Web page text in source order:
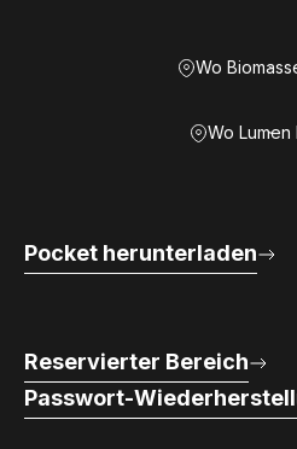
Wo
Wo Lumen
Pocket herunterladen
Reservierter Bereich
Passwort-